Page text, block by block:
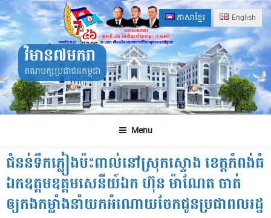
Skip
to
content
ភាសាខ្មែរ English
វិមាន៧មករា
គណបក្សប្រជាជនកម្ពុជា
Menu
ជំនន់ទឹកភ្លៀងប៉ះពាល់នៅស្រុកស្ទោង ខេត្តកំពង់ធំ
ឯកឧត្តមឧត្តមសេនីយ៍ឯក ហ៊ុន ម៉ាណែត ចាត់
ឲ្យកងកម្លាំងនាំយកអំណោយចែកជូនប្រជាពលរដ្ឋ